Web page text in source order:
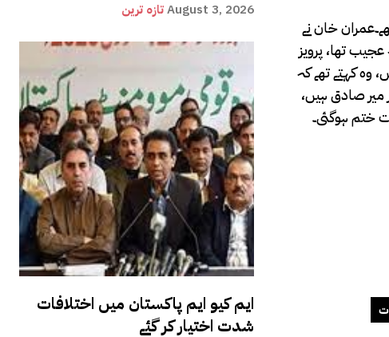
تازہ ترینAugust 3, 2026
ایم کیو ایم پاکستان میں اختلافات
شدت اختیار کر گئے
خان نے
تھا، پرویز
پالیسیاں رہیں، وہ کہتے تھے کہ
میر صادق ہیں،
ختم ہوگئی۔